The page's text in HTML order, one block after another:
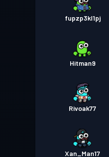
fupzp3kl1pj
Hitman9
Rivoak77
Xan_Man17